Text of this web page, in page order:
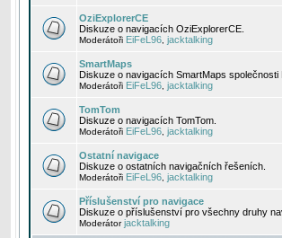
OziExplorerCE
Diskuze o navigacích OziExplorerCE.
Moderátoři EiFeL96 jacktalking
SmartMaps
Diskuze o navigacích SmartMaps společnosti
Moderátoři EiFeL96 jacktalking
TomTom
Diskuze o navigacích TomTom.
Moderátoři EiFeL96 jacktalking
Ostatní navigace
Diskuze o ostatních navigačních řešeních.
Moderátoři EiFeL96 jacktalking
Příslušenství pro navigace
Diskuze o příslušenství pro všechny druhy
Moderátorjacktalking